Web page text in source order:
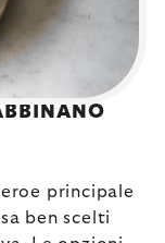
principale
ben scelti